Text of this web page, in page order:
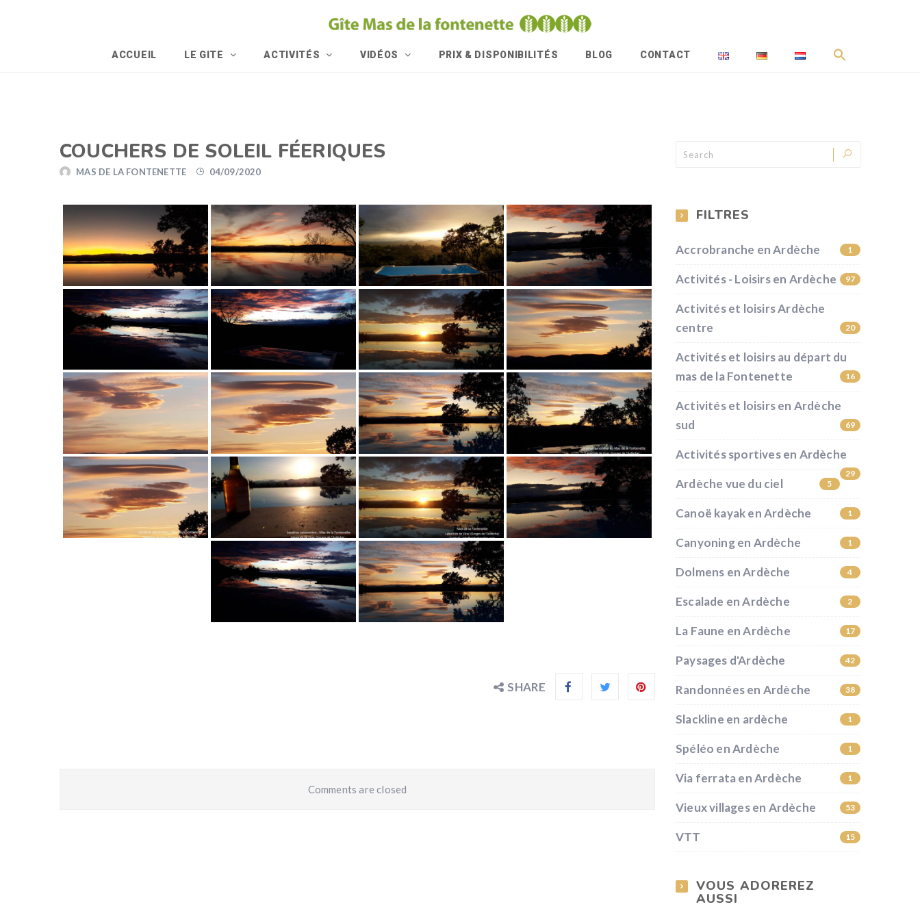
ACCUEIL LE GITE ACTIVITÉS VIDÉOS PRIX & DISPONIBILITÉS BLOG CONTACT
COUCHERS DE SOLEIL FÉERIQUES
MAS DE LA FONTENETTE 04/09/2020
SHARE
Comments are closed
FILTRES
Accrobranche en Ardèche 1
Activités - Loisirs en Ardèche 97
Activités et loisirs Ardèche
centre
20
Activités et loisirs au départ du
mas de la Fontenette
16
Activités et loisirs en Ardèche
sud
69
Activités sportives en Ardèche
29
Ardèche vue du ciel 5
Canoë kayak en Ardèche 1
Canyoning en Ardèche 1
Dolmens en Ardèche 4
Escalade en Ardèche 2
La Faune en Ardèche 17
Paysages d'Ardèche 42
Randonnées en Ardèche 38
Slackline en ardèche 1
Spéléo en Ardèche 1
Via ferrata en Ardèche 1
Vieux villages en Ardèche 53
VTT 15
VOUS ADOREREZ
AUSSI